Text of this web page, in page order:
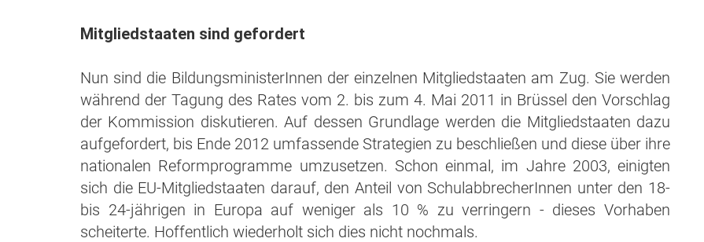
Mitgliedstaaten sind gefordert
Nun sind die BildungsministerInnen der einzelnen Mitgliedstaaten am Zug. Sie werden
während der Tagung des Rates vom 2. bis zum 4. Mai 2011 in Brüssel den Vorschlag
der Kommission diskutieren. Auf dessen Grundlage werden die Mitgliedstaaten dazu
aufgefordert, bis Ende 2012 umfassende Strategien zu beschließen und diese über ihre
nationalen Reformprogramme umzusetzen. Schon einmal, im Jahre 2003, einigten
sich die EU-Mitgliedstaaten darauf, den Anteil von SchulabbrecherInnen unter den 18-
bis 24-jährigen in Europa auf weniger als 10 % zu verringern - dieses Vorhaben
scheiterte. Hoffentlich wiederholt sich dies nicht nochmals.